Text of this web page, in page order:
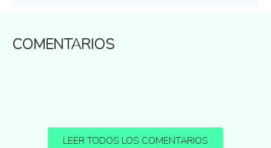
COMENTARIOS
LEER TODOS LOS COMENTARIOS